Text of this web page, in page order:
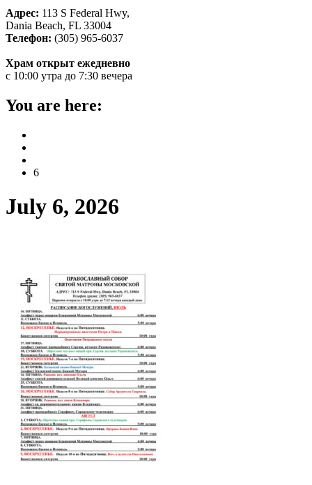
Адрес: 113 S Federal Hwy,
Dania Beach, FL 33004
Телефон: (305) 965-6037
Храм открыт ежедневно
с 10:00 утра до 7:30 вечера
You are here:
6
July 6, 2026